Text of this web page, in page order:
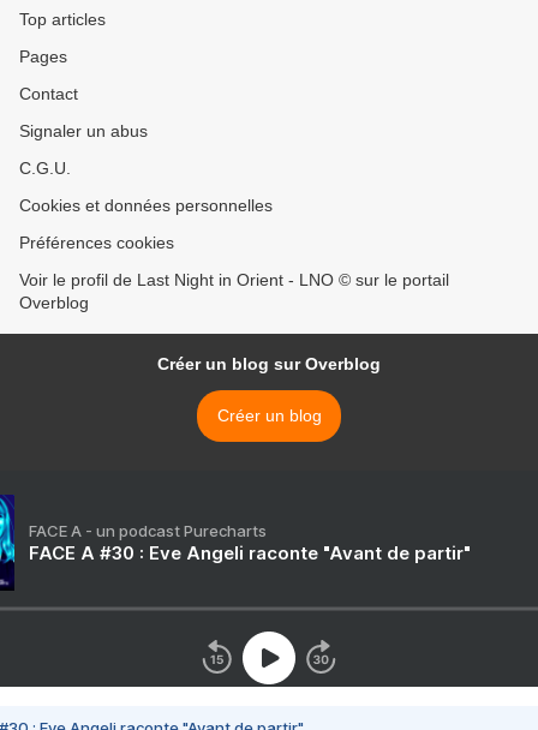
Top articles
Pages
Contact
Signaler un abus
C.G.U.
Cookies et données personnelles
Préférences cookies
Voir le profil de Last Night in Orient - LNO © sur le portail
Overblog
Créer un blog sur Overblog
Créer un blog
FACE A - un podcast Purecharts
FACE A #30 : Eve Angeli raconte "Avant de partir"